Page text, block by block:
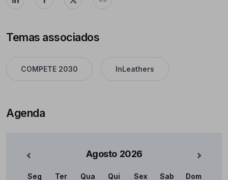
Temas associados
COMPETE 2030 InLeathers
Agenda
Agosto 2026 Mês
Seg Ter Qua Qui Sex Sab Dom